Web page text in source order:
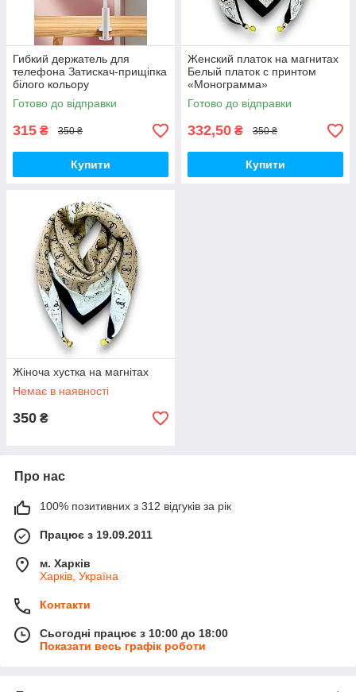
Гибкий держатель для
телефона Затискач-прищіпка
білого кольору
Готово до відправки
315 ₴ 350 ₴
Купити
Женский платок на магнитах
Белый платок с принтом
«Монограмма»
Готово до відправки
332,50 ₴ 350 ₴
Купити
Жіноча хустка на магнітах
Немає в наявності
350 ₴
Про нас
100% позитивних з 312 відгуків за рік
Працює з 19.09.2011
м. Харків
Харків, Україна
Контакти
Сьогодні працює з 10:00 до 18:00
Показати весь графік роботи